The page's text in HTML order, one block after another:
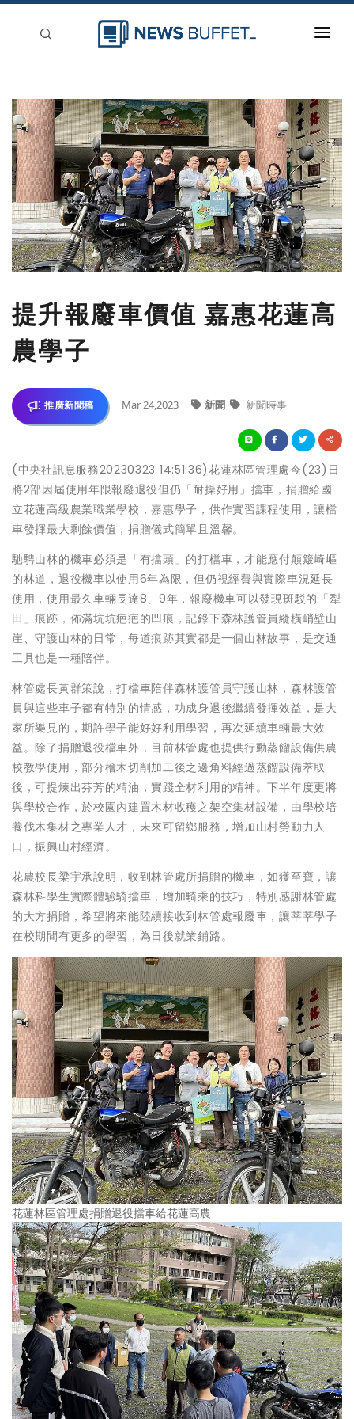
新聞稿分類
登入
刊登
提升報廢車價值 嘉惠花蓮高
農學子
推廣新聞稿 Mar 24,2023 新聞 新聞時事
(中央社訊息服務20230323 14:51:36)花蓮林區管理處今(23)日
將2部因屆使用年限報廢退役但仍「耐操好用」擋車，捐贈給國
立花蓮高級農業職業學校，嘉惠學子，供作實習課程使用，讓檔
車發揮最大剩餘價值，捐贈儀式簡單且溫馨。
馳騁山林的機車必須是「有擋頭」的打檔車，才能應付顛簸崎嶇
的林道，退役機車以使用6年為限，但仍視經費與實際車況延長
使用，使用最久車輛長達8、9年，報廢機車可以發現斑駁的「犁
田」痕跡，佈滿坑坑疤疤的凹痕，記錄下森林護管員縱橫峭壁山
崖、守護山林的日常，每道痕跡其實都是一個山林故事，是交通
工具也是一種陪伴。
林管處長黃群策說，打檔車陪伴森林護管員守護山林，森林護管
員與這些車子都有特別的情感，功成身退後繼續發揮效益，是大
家所樂見的，期許學子能好好利用學習，再次延續車輛最大效
益。除了捐贈退役檔車外，目前林管處也提供行動蒸餾設備供農
校教學使用，部分檜木切削加工後之邊角料經過蒸餾設備萃取
後，可提煉出芬芳的精油，實踐全材利用的精神。下半年度更將
與學校合作，於校園內建置木材收穫之架空集材設備，由學校培
養伐木集材之專業人才，未來可留鄉服務，增加山村勞動力人
口，振興山村經濟。
花農校長梁宇承說明，收到林管處所捐贈的機車，如獲至寶，讓
森林科學生實際體驗騎擋車，增加騎乘的技巧，特別感謝林管處
的大方捐贈，希望將來能陸續接收到林管處報廢車，讓莘莘學子
在校期間有更多的學習，為日後就業鋪路。
花蓮林區管理處捐贈退役擋車給花蓮高農